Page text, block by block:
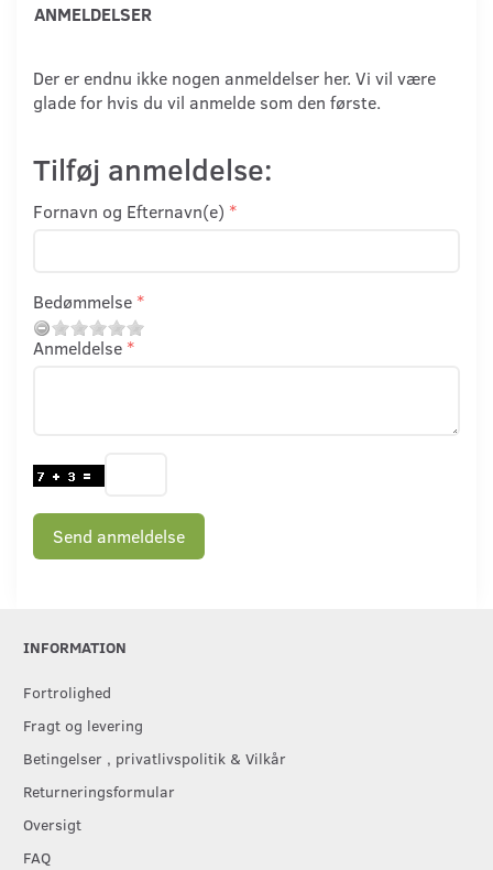
ANMELDELSER
Der er endnu ikke nogen anmeldelser her. Vi vil være
glade for hvis du vil anmelde som den første.
Tilføj anmeldelse:
Fornavn og Efternavn(e)
Bedømmelse
Anmeldelse
Send anmeldelse
INFORMATION
Fortrolighed
Fragt og levering
Betingelser , privatlivspolitik & Vilkår
Returneringsformular
Oversigt
FAQ